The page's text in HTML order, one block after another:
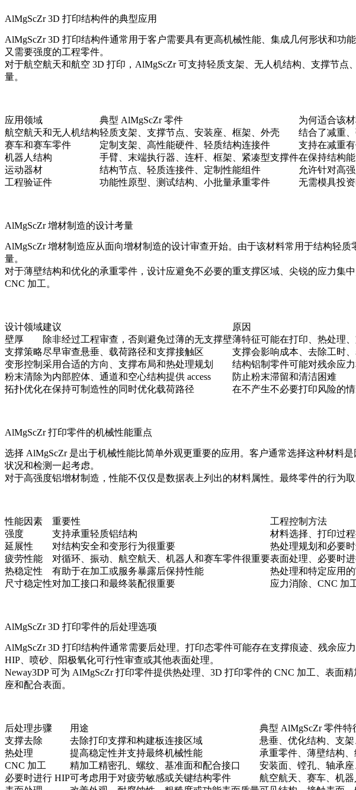
AlMgScZr 3D 打印结构件的典型应用
AlMgScZr 3D 打印结构件通常用于客户需要具有更高机械性能、集成几何形状和
又需要强度的工程零件。
对于航空航天和航空 3D 打印 ，AlMgScZr 可支持轻质支架、无人机结构、支撑节点
量。
应用领域 典型 AlMgScZr 零件
为何适合该
航空航天和无人机结构轻质支架、支撑节点、安装座、框架、外壳
结合了减重
赛车和赛车零件
定制支架、高性能硬件、轻质结构连接件
支持在减重
机器人结构
手臂、末端执行器、连杆、框架、紧凑型支撑件在保持结构
运动器材
结构节点、轻质连接件、定制性能组件
允许针对高
工程验证件
功能性原型、测试结构、小批量承重零件 无需模具投
AlMgScZr 增材制造的设计考量
AlMgScZr 增材制造应从面向增材制造的设计审查开始。由于该材料常用于结构轻
量。
对于薄壁结构和优化的承重零件，设计应避免不必要的重支撑区域、尖锐的应力
CNC 加工。
设计领域建议
原因
壁厚
除非经过工程审查，否则避免过薄的无支撑壁薄特征可能在打印、热处理
支撑策略尽早审查悬垂、载荷路径和支撑接触区
支撑会影响成本、去除工时
变形控制 采用合适的方向、支撑布局和热处理规划
结构铝制零件可能对残余应
粉末清除为内部腔体、通道和空心结构提供 access
防止粉末滞留和清洁困难
拓扑优化在保持可制造性的同时优化载荷路径 在不产生不必要打印风险的
AlMgScZr 打印零件的机械性能重点
选择 AlMgScZr 是出于机械性能比简单外观更重要的应用。客户通常选择这种材料
状况和检测一起考虑。
对于高强度铝增材制造，性能不仅仅是数据表上列出的材料属性。最终零件的行为
性能因素 重要性
工程控制方法
强度
支持承重轻质铝结构
材料选择、打印过
延展性
对结构安全和变形行为很重要
热处理规划和必要
疲劳性能
对循环、振动、航空航天、机器人和赛车零件很重要表面处理、必要时
热稳定性
有助于在加工或服务暴露后保持性能
热处理和特定应用
尺寸稳定性对加工接口和最终装配很重要 应力消除、CNC 加
AlMgScZr 3D 打印零件的后处理选项
AlMgScZr 3D 打印结构件通常需要后处理。打印态零件可能存在支撑痕迹、残余应
HIP、喷砂、阳极氧化可行性审查或其他表面处理。
Neway3DP 可为 AlMgScZr 打印零件提供热处理 3D 打印零件的 CNC 加工 、表面
座和配合表面。
后处理步骤 用途
典型 AlMgScZr 零件特
支撑去除
去除打印支撑和构建板连接区域
悬垂、优化结构、支架
热处理
提高稳定性并支持最终机械性能
承重零件、薄壁结构
CNC 加工
精加工精密孔、螺纹、基准面和配合接口
安装面、镗孔、轴承
必要时进行 HIP可考虑用于对疲劳敏感或关键结构零件
航空航天、赛车、机